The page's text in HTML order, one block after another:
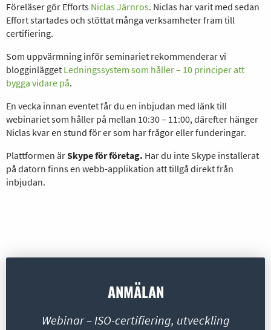
Föreläser gör Efforts Niclas Järnros. Niclas har varit med sedan
Effort startades och stöttat många verksamheter fram till
certifiering.
Som uppvärmning inför seminariet rekommenderar vi
blogginlägget Ledningssystem som håller – 10 principer att
bygga vidare på.
En vecka innan eventet får du en inbjudan med länk till
webinariet som håller på mellan 10:30 – 11:00, därefter hänger
Niclas kvar en stund för er som har frågor eller funderingar.
Plattformen ärSkype för företag. Har du inte Skype installerat
på datorn finns en webb-applikation att tillgå direkt från
inbjudan.
ANMÄLAN
Webinar – ISO-certifiering, utveckling